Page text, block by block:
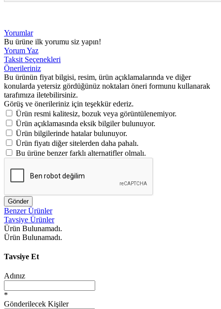
Yorumlar
Bu ürüne ilk yorumu siz yapın!
Yorum Yaz
Taksit Seçenekleri
Önerileriniz
Bu ürünün fiyat bilgisi, resim, ürün açıklamalarında ve diğer
konularda yetersiz gördüğünüz noktaları öneri formunu kullanarak
tarafımıza iletebilirsiniz.
Görüş ve önerileriniz için teşekkür ederiz.
Ürün resmi kalitesiz, bozuk veya görüntülenemiyor.
Ürün açıklamasında eksik bilgiler bulunuyor.
Ürün bilgilerinde hatalar bulunuyor.
Ürün fiyatı diğer sitelerden daha pahalı.
Bu ürüne benzer farklı alternatifler olmalı.
Gönder
Benzer Ürünler
Tavsiye Ürünler
Ürün Bulunamadı.
Ürün Bulunamadı.
Tavsiye Et
Adınız
*
Gönderilecek Kişiler